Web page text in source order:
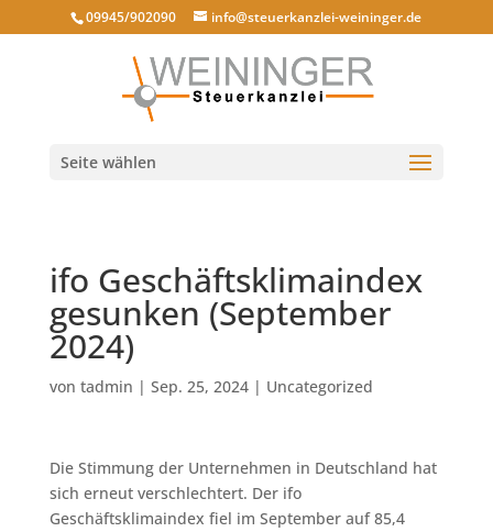
09945/902090 info@steuerkanzlei-weininger.de
Seite wählen
ifo Geschäftsklimaindex
gesunken (September
2024)
von tadmin | Sep. 25, 2024| Uncategorized
Die Stimmung der Unternehmen in Deutschland hat
sich erneut verschlechtert. Der ifo
Geschäftsklimaindex fiel im September auf 85,4